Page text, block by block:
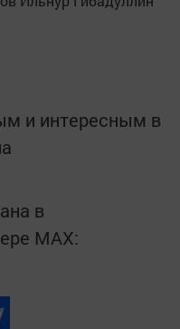
и интересным в
в
MАХ: